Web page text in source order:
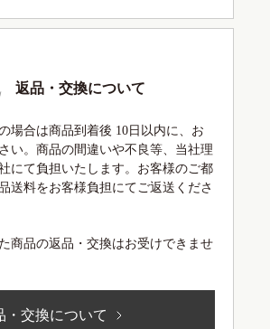
返品・交換について
場合は商品到着後 10日以内に、お
い。商品の間違いや不良等、当社理
にて負担いたします。お客様のご都
送料をお客様負担にてご返送くださ
商品の返品・交換はお受けできませ
・交換について